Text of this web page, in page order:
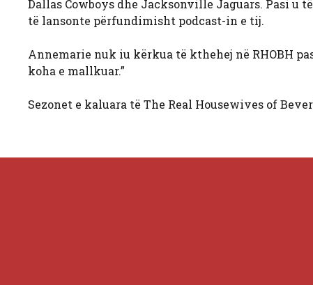
Dallas Cowboys dhe Jacksonville Jaguars. Pasi u
të lansonte përfundimisht podcast-in e tij.
Annemarie nuk iu kërkua të kthehej në RHOBH
koha e mallkuar.”
Sezonet e kaluara të The Real Housewives of